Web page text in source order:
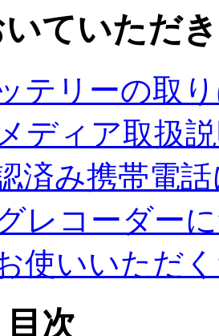
ていただ
テリーの取
ディア取扱
済み携帯電
レコーダー
使いいただ
次